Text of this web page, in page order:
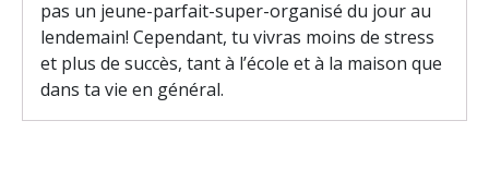
pas un jeune-parfait-super-organisé du jour au
lendemain! Cependant, tu vivras moins de stress
et plus de succès, tant à l’école et à la maison que
dans ta vie en général.